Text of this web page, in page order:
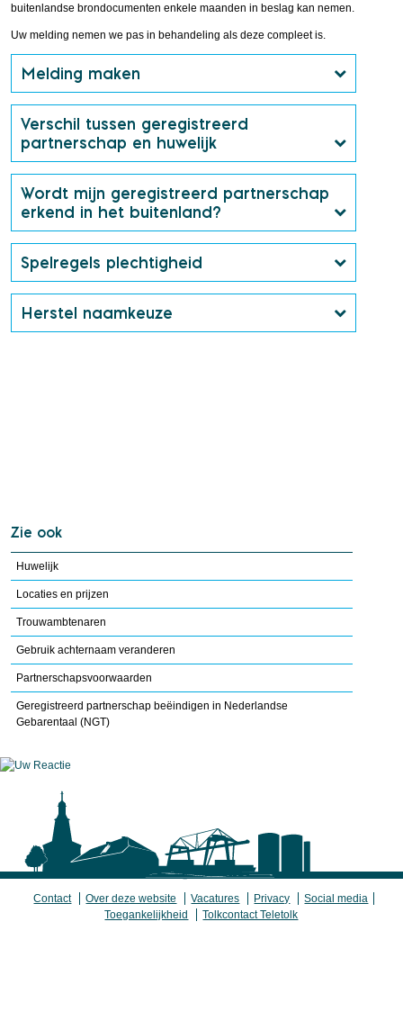
buitenlandse brondocumenten enkele maanden in beslag kan nemen.
Uw melding nemen we pas in behandeling als deze compleet is.
Melding maken
Verschil tussen geregistreerd
partnerschap en huwelijk
Wordt mijn geregistreerd partnerschap
erkend in het buitenland?
Spelregels plechtigheid
Herstel naamkeuze
Zie ook
Huwelijk
Locaties en prijzen
Trouwambtenaren
Gebruik achternaam veranderen
Partnerschapsvoorwaarden
Geregistreerd partnerschap beëindigen in Nederlandse
Gebarentaal (NGT)
Contact Over deze website Vacatures Privacy
Social media
Toegankelijkheid
Tolkcontact Teletolk